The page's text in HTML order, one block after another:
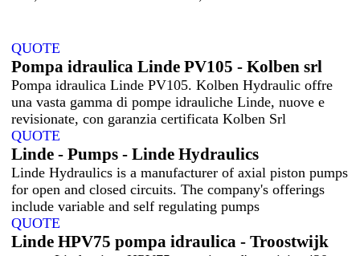
QUOTE
Pompa idraulica Linde PV105 - Kolben srl
Pompa idraulica Linde PV105. Kolben Hydraulic offre
una vasta gamma di pompe idrauliche Linde, nuove e
revisionate, con garanzia certificata Kolben Srl
QUOTE
Linde - Pumps - Linde Hydraulics
Linde Hydraulics is a manufacturer of axial piston pumps
for open and closed circuits. The company's offerings
include variable and self regulating pumps
QUOTE
Linde HPV75 pompa idraulica - Troostwijk